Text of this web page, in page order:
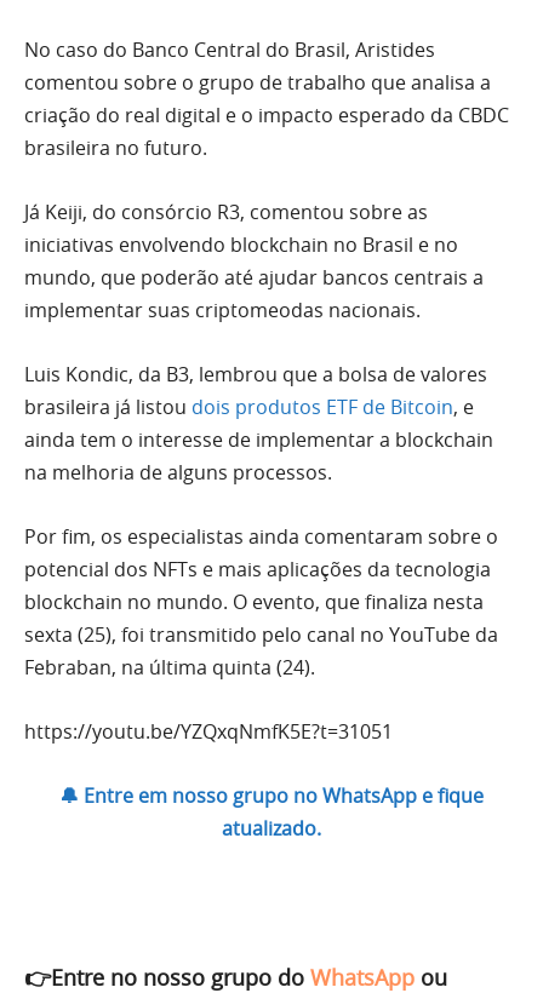
No caso do Banco Central do Brasil, Aristides
comentou sobre o grupo de trabalho que analisa a
criação do real digital e o impacto esperado da CBDC
brasileira no futuro.
Já Keiji, do consórcio R3, comentou sobre as
iniciativas envolvendo blockchain no Brasil e no
mundo, que poderão até ajudar bancos centrais a
implementar suas criptomeodas nacionais.
Luis Kondic, da B3, lembrou que a bolsa de valores
brasileira já listou dois produtos ETF de Bitcoin, e
ainda tem o interesse de implementar a blockchain
na melhoria de alguns processos.
Por fim, os especialistas ainda comentaram sobre o
potencial dos NFTs e mais aplicações da tecnologia
blockchain no mundo. O evento, que finaliza nesta
sexta (25), foi transmitido pelo canal no YouTube da
Febraban, na última quinta (24).
https://youtu.be/YZQxqNmfK5E?t=31051
🔔 Entre em nosso grupo no WhatsApp e fique
atualizado.
👉Entre no nosso grupo do WhatsApp ou